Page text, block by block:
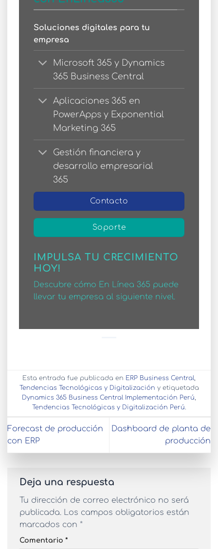
Soluciones digitales para tu
empresa
Microsoft 365 y Dynamics
365 Business Central
Aplicaciones 365 en
PowerApps y Exponential
Marketing 365
Gestión financiera y
desarrollo empresarial
365
Contacto
Soporte
IMPULSA TU CRECIMIENTO
HOY!
Descubre cómo En Línea 365 puede
llevar tu empresa al siguiente nivel.
Esta entrada fue publicada en ERP Business Central,
Tendencias Tecnológicas y Digitalización y etiquetada
Dynamics 365 Business Central Implementación Perú,
Tendencias Tecnológicas y Digitalización Perú.
Forecast de producción
con ERP
Dashboard de planta de
producción
Deja una respuesta
Tu dirección de correo electrónico no será
publicada. Los campos obligatorios están
marcados con *
Comentario *